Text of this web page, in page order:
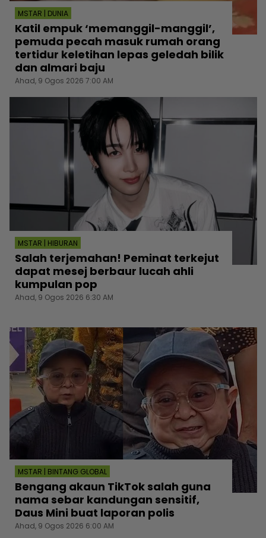
MSTAR | DUNIA
Katil empuk ‘memanggil-manggil’,
pemuda pecah masuk rumah orang
tertidur keletihan lepas geledah bilik
dan almari baju
Ahad, 9 Ogos 2026 7:00 AM
MSTAR | HIBURAN
Salah terjemahan! Peminat terkejut
dapat mesej berbaur lucah ahli
kumpulan pop
Ahad, 9 Ogos 2026 6:30 AM
MSTAR | BINTANG GLOBAL
Bengang akaun TikTok salah guna
nama sebar kandungan sensitif,
Daus Mini buat laporan polis
Ahad, 9 Ogos 2026 6:00 AM